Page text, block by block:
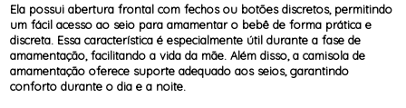
Ela possui abertura frontal com fechos ou botões discretos, permitindo
um fácil acesso ao seio para amamentar o bebê de forma prática e
discreta. Essa característica é especialmente útil durante a fase de
amamentação, facilitando a vida da mãe. Além disso, a camisola de
amamentação oferece suporte adequado aos seios, garantindo
conforto durante o dia e a noite.